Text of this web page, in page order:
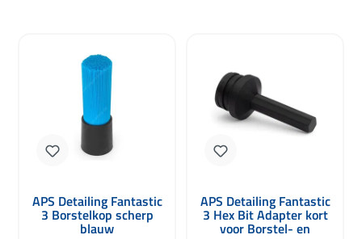
APS Detailing Fantastic
3 Borstelkop scherp
blauw
APS Detailing Fantastic
3 Hex Bit Adapter kort
voor Borstel- en